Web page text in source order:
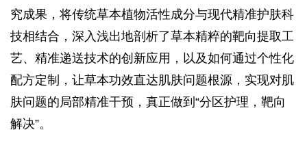
究成果，将传统草本植物活性成分与现代精准护肤科
技相结合，深入浅出地剖析了草本精粹的靶向提取工
艺、精准递送技术的创新应用，以及如何通过个性化
配方定制，让草本功效直达肌肤问题根源，实现对肌
肤问题的局部精准干预，真正做到“分区护理，靶向
解决”。